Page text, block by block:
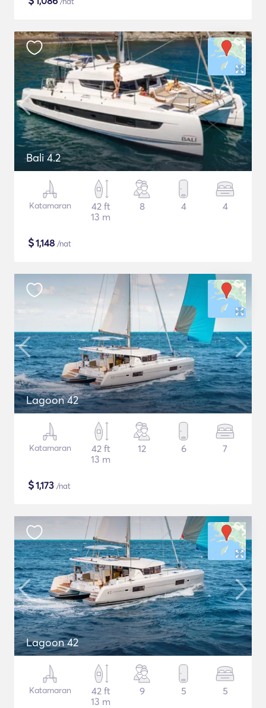
Bali 4.2
Katamaran
42 ft
13 m
8 4 4
$1,148 /nat
Lagoon 42
Katamaran
42 ft
13 m
12 6 7
$1,173 /nat
Lagoon 42
Katamaran
42 ft
13 m
9 5 5